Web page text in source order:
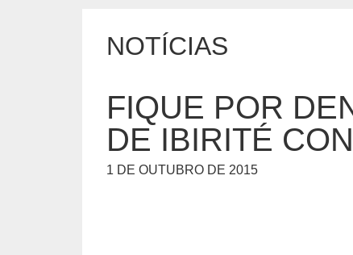
NOTÍCIAS
FIQUE POR
DE IBIRITÉ
1 DE OUTUBRO DE 2015